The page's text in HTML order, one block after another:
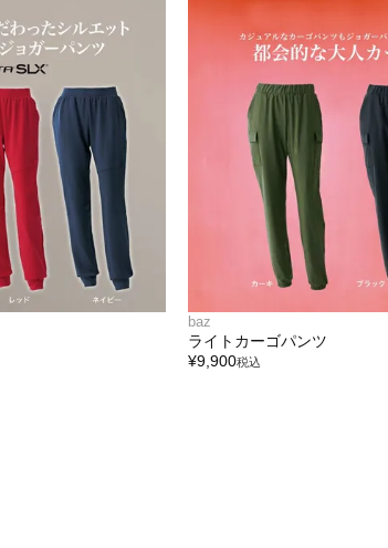
baz
ライトカーゴパンツ
¥9,900税込